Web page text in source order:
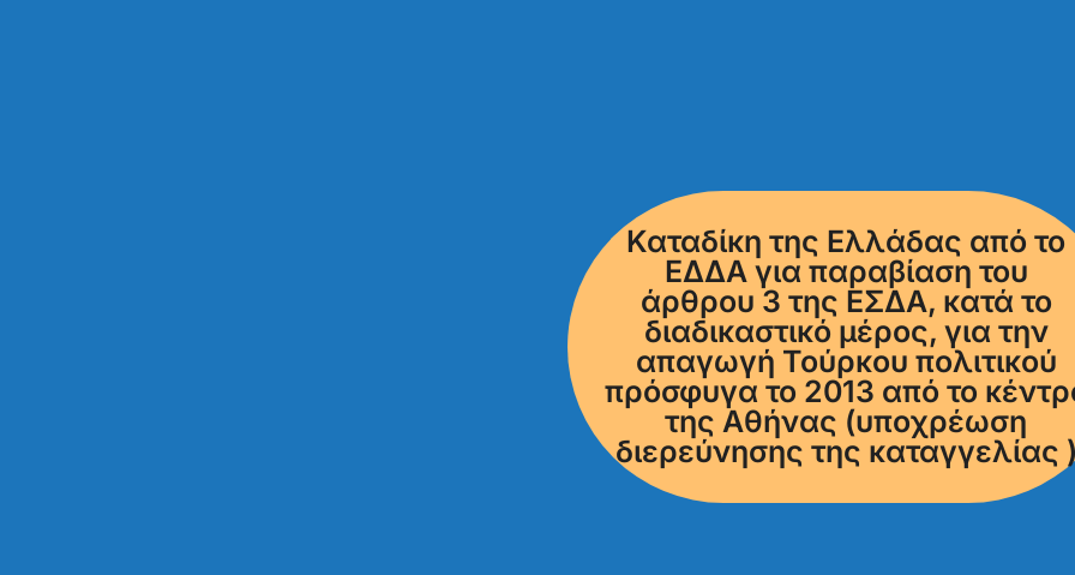
Καταδίκη της Ελλάδας από το
ΕΔΔΑ για παραβίαση του
άρθρου 3 της ΕΣΔΑ, κατά το
διαδικαστικό μέρος, για την
απαγωγή Τούρκου πολιτικού
πρόσφυγα το 2013 από το
της Αθήνας (υποχρέωση
διερεύνησης της καταγγελίας